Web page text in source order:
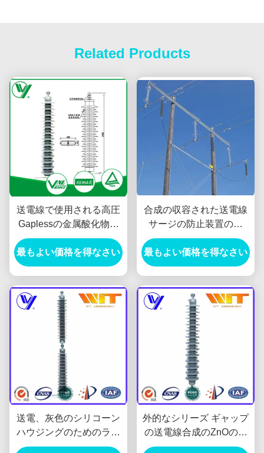
Related Products
送電線で使用される高圧
Gaplessの金属酸化物の
サージのダイバーター
最もよい価格を得なさい
合成の収容された送電線
サージの防止装置の高
圧、ケイ素のゴム材料
最もよい価格を得なさい
送電、灰色のシリコーン
ハウジングのためのライ
ン・タイプ変圧器のサー
外的なシリーズ ギャップ
の送電線合成のZnOのサ
ージの防止装置、220KV